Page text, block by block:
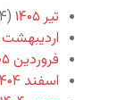
تیر ۱۴۰۵
(۴)
اردیبهشت ۱۴۰۵
فروردین ۱۴۰۵
اسفند ۱۴۰۴